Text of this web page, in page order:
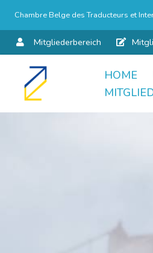
Chambre Belge des Traducteurs et
Mitgliederbereich
Skip
HOME